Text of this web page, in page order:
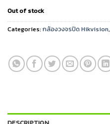
Out of stock
Categories:กล้องวงจรปิด Hikvision,